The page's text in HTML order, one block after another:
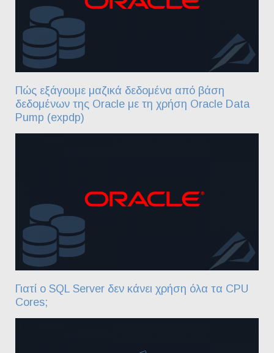
Πώς εξάγουμε μαζικά δεδομένα από βάση
δεδομένων της Oracle με τη χρήση Oracle Data
Pump (expdp)
Γιατί ο SQL Server δεν κάνει χρήση όλα τα CPU
Cores;